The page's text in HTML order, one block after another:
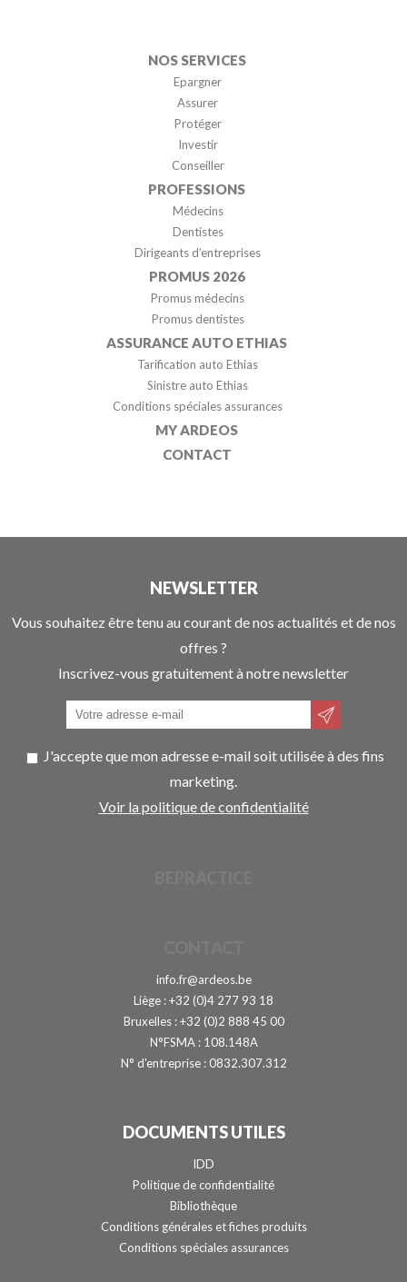
NOS SERVICES
Epargner
Assurer
Protéger
Investir
Conseiller
PROFESSIONS
Médecins
Dentistes
Dirigeants d’entreprises
PROMUS 2026
Promus médecins
Promus dentistes
ASSURANCE AUTO ETHIAS
Tarification auto Ethias
Sinistre auto Ethias
Conditions spéciales assurances
MY ARDEOS
CONTACT
NEWSLETTER
Vous souhaitez être tenu au courant de nos actualités et de nos
offres ?
Inscrivez-vous gratuitement à notre newsletter
J'accepte que mon adresse e-mail soit utilisée à des fins
marketing.
Voir la politique de confidentialité
info.fr@ardeos.be
Liège : +32 (0)4 277 93 18
Bruxelles : +32 (0)2 888 45 00
N°FSMA : 108.148A
N° d'entreprise : 0832.307.312
DOCUMENTS UTILES
IDD
Politique de confidentialité
Bibliothèque
Conditions générales et fiches produits
Conditions spéciales assurances